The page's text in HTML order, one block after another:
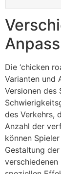
Die ‘chicken
Varianten und
Versionen des
des Verkehrs,
Anzahl der
können
Gestaltung